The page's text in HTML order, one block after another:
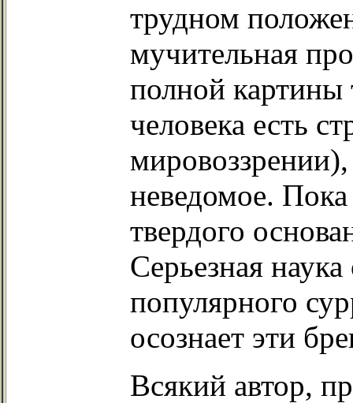
трудном
мучительная
полной
человека есть
неведомое.
твердого
Серьезная
популярного
осознает эти
Всякий автор,